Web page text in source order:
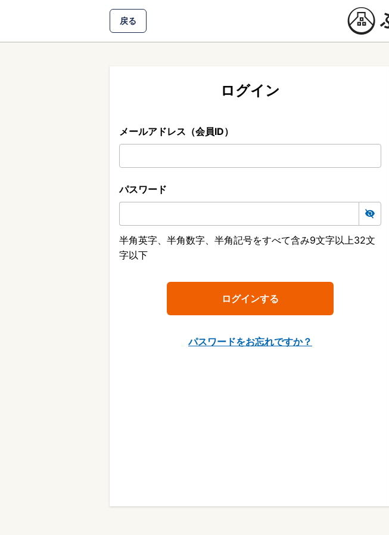
戻る
ログイン
メールアドレス（会員ID）
パスワード
半角英字、半角数字、半角記号をすべて含み9文字以上32文
字以下
パスワードをお忘れですか？